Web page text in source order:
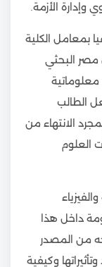
الأزمة.
بمعامل الكلية
مصر البحثي
معلوماتية
الطالب
الانتهاء من
العلوم
داخل هذا
من المصدر
وكيفية